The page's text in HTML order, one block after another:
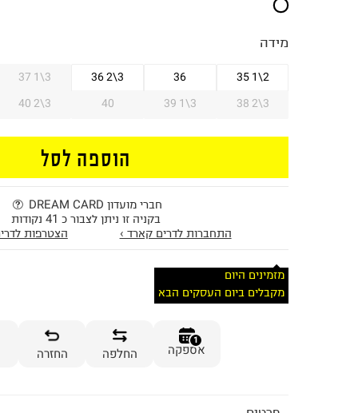
מידה
35 1\2
36
36 2\3
37 1\3
38 2\3
39 1\3
40
40 2\3
הוספה לסל
חברי מועדון DREAM CARD
בקניה זו ניתן לצבור כ 41 נקודות
התחברות לדרים קארד ›
הצטרפות
מזמינים היום
מקבלים ביום העסקים הבא
1
אספקה החלפה החזרה